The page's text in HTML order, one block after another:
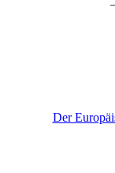
Der